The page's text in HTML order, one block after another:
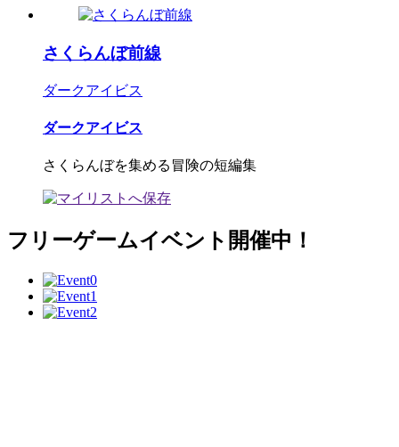
さくらんぼ前線
ダークアイビス
ダークアイビス
さくらんぼを集める冒険の短編集
フリーゲームイベント開催中！